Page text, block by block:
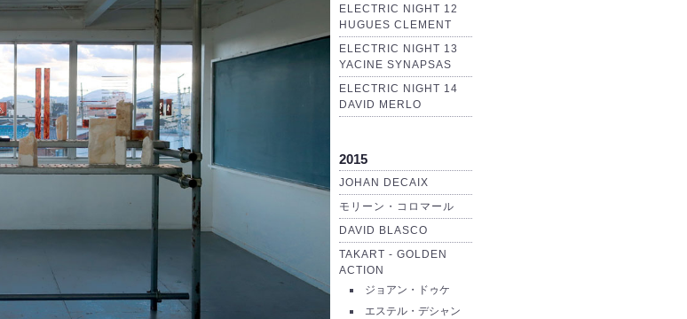
ELECTRIC NIGHT 12
HUGUES CLEMENT
ELECTRIC NIGHT 13
YACINE SYNAPSAS
ELECTRIC NIGHT 14
DAVID MERLO
2015
JOHAN DECAIX
モリーン・コロマール
DAVID BLASCO
TAKART - GOLDEN
ACTION
ジョアン・ドゥケ
エステル・デシャン